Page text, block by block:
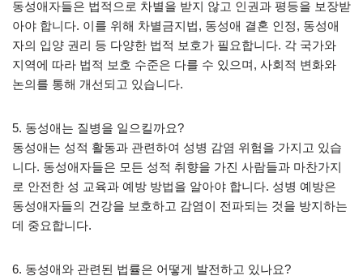
동성애자들은 법적으로 차별을 받지 않고 인권과 평등을 보장받
아야 합니다. 이를 위해 차별금지법, 동성애 결혼 인정, 동성애
자의 입양 권리 등 다양한 법적 보호가 필요합니다. 각 국가와
지역에 따라 법적 보호 수준은 다를 수 있으며, 사회적 변화와
논의를 통해 개선되고 있습니다.
5. 동성애는 질병을 일으킬까요?
동성애는 성적 활동과 관련하여 성병 감염 위험을 가지고 있습
니다. 동성애자들은 모든 성적 취향을 가진 사람들과 마찬가지
로 안전한 성 교육과 예방 방법을 알아야 합니다. 성병 예방은
동성애자들의 건강을 보호하고 감염이 전파되는 것을 방지하는
데 중요합니다.
6. 동성애와 관련된 법률은 어떻게 발전하고 있나요?